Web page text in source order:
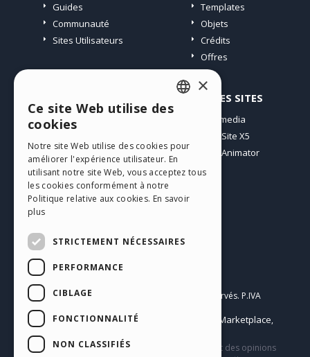
Guides
Communauté
Sites Utilisateurs
Templates
Objets
Crédits
Offres
Mes Messages
Télécharger
Espace Web
Mes Crédits
AUTRES SITES
Incomedia
WebSite X5
WebAnimator
Français
Copyright © 2026
Tous droits réservés. P.IVA
IT07514640015
Conditions d'utilisation WebSite X5:
Help Center / Marketplace,
Ce site contient des contenus, des commentaires et des opinions
ENGLISH
GERMAN
SPANISH
×
Ce site Web utilise des
cookies
Notre site Web utilise des cookies pour
améliorer l'expérience utilisateur. En
utilisant notre site Web, vous acceptez tous
les cookies conformément à notre
Politique relative aux cookies. En savoir
plus
STRICTEMENT NÉCESSAIRES
PERFORMANCE
CIBLAGE
FONCTIONNALITÉ
NON CLASSIFIÉS